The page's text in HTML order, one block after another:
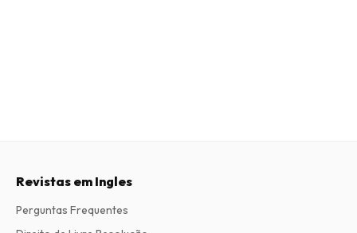
Revistas em Ingles
Perguntas Frequentes